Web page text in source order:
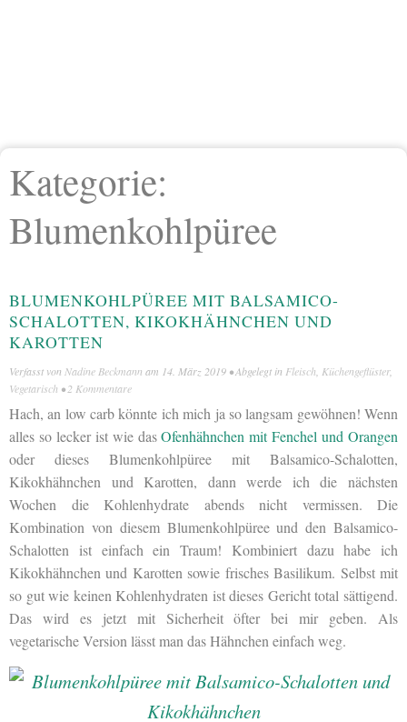
Kategorie:
Blumenkohlpüree
BLUMENKOHLPÜREE MIT BALSAMICO-
SCHALOTTEN, KIKOKHÄHNCHEN UND
KAROTTEN
Verfasst von Nadine Beckmann am 14. März 2019 • Abgelegt in Fleisch Küchengeflüster,
Vegetarisch •2 Kommentare
Hach, an low carb könnte ich mich ja so langsam gewöhnen! Wenn
alles so lecker ist wie dasOfenhähnchen mit Fenchel und Orangen
oder dieses Blumenkohlpüree mit Balsamico-Schalotten,
Kikokhähnchen und Karotten, dann werde ich die nächsten
Wochen die Kohlenhydrate abends nicht vermissen. Die
Kombination von diesem Blumenkohlpüree und den Balsamico-
Schalotten ist einfach ein Traum! Kombiniert dazu habe ich
Kikokhähnchen und Karotten sowie frisches Basilikum. Selbst mit
so gut wie keinen Kohlenhydraten ist dieses Gericht total sättigend.
Das wird es jetzt mit Sicherheit öfter bei mir geben. Als
vegetarische Version lässt man das Hähnchen einfach weg.